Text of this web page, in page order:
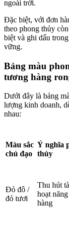
ngoài trời.
Đặc biệt, với đơn
theo phong thủy
biệt và ghi dấu
vững.
Bảng màu
tương hàng
Dưới đây là bảng
lượng kinh doanh,
nhau:
Màu sắc
chủ đạo
Ý nghĩa
thủy
Đỏ đô /
đỏ tươi
Thu hút
hoạt
hàng